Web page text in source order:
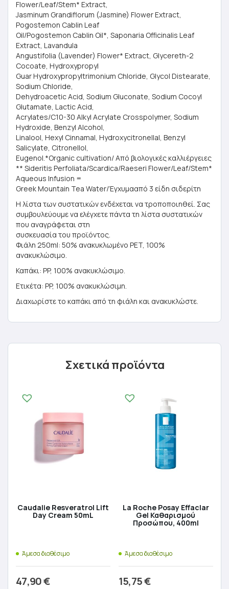
Flower/Leaf/Stem* Extract,
Jasminum Grandiflorum (Jasmine) Flower Extract,
Pogostemon Cablin Leaf
Oil/Pogostemon Cablin Oil*, Saponaria Officinalis Leaf
Extract, Lavandula
Angustifolia (Lavender) Flower* Extract, Glycereth-2
Cocoate, Hydroxypropyl
Guar Hydroxypropyltrimonium Chloride, Glycol Distearate,
Sodium Chloride,
Dehydroacetic Acid, Sodium Gluconate, Sodium Cocoyl
Glutamate, Lactic Acid,
Acrylates/C10-30 Alkyl Acrylate Crosspolymer, Sodium
Hydroxide, Benzyl Alcohol,
Linalool, Hexyl Cinnamal, Hydroxycitronellal, Benzyl
Salicylate, Citronellol,
Eugenol.*Organic cultivation/ Από βιολογικές καλλιέργειες
** Sideritis Perfoliata/Scardica/Raeseri Flower/Leaf/Stem*
Aqueous Infusion =
Greek Mountain Tea Water/Έγχυμααπό 3 είδη σιδερίτη
Η λίστα των συστατικών ενδέχεται να τροποποιηθεί. Σας
συμβουλεύουμε να ελέγχετε πάντα τη λίστα συστατικών
που αναγράφεται στη
συσκευασία του προϊόντος.
Φιάλη 250ml: 50% ανακυκλωμένο PET, 100%
ανακυκλώσιμο.
Καπάκι: PP, 100% ανακυκλώσιμο.
Ετικέτα: PP, 100% ανακυκλώσιμη.
Διαχωρίστε το καπάκι από τη φιάλη και ανακυκλώστε.
Σχετικά προϊόντα
Caudalie Resveratrol Lift
Day Cream 50mL
Άμεσα διαθέσιμο
47,90€
La Roche Posay Effaclar
Gel Καθαρισμού
Προσώπου, 400ml
Άμεσα διαθέσιμο
15,75€